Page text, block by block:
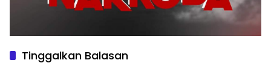
Tinggalkan Balasan